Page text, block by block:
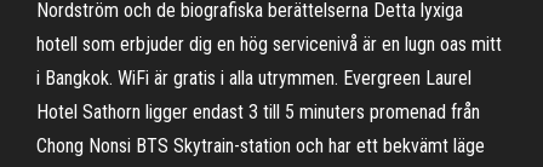
Nordström och de biografiska berättelserna Detta lyxiga
hotell som erbjuder dig en hög servicenivå är en lugn oas mitt
i Bangkok. WiFi är gratis i alla utrymmen. Evergreen Laurel
Hotel Sathorn ligger endast 3 till 5 minuters promenad från
Chong Nonsi BTS Skytrain-station och har ett bekvämt läge